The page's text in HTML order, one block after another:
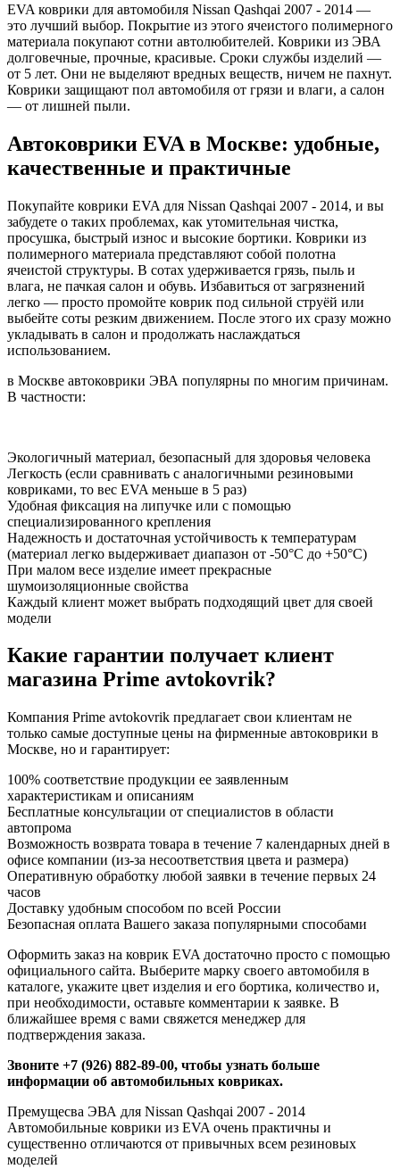
EVA коврики для автомобиля Nissan Qashqai 2007 - 2014 —
это лучший выбор. Покрытие из этого ячеистого полимерного
материала покупают сотни автолюбителей. Коврики из ЭВА
долговечные, прочные, красивые. Сроки службы изделий —
от 5 лет. Они не выделяют вредных веществ, ничем не пахнут.
Коврики защищают пол автомобиля от грязи и влаги, а салон
— от лишней пыли.
Автоковрики EVA в Москве: удобные,
качественные и практичные
Покупайте коврики EVA для Nissan Qashqai 2007 - 2014, и вы
забудете о таких проблемах, как утомительная чистка,
просушка, быстрый износ и высокие бортики. Коврики из
полимерного материала представляют собой полотна
ячеистой структуры. В сотах удерживается грязь, пыль и
влага, не пачкая салон и обувь. Избавиться от загрязнений
легко — просто промойте коврик под сильной струёй или
выбейте соты резким движением. После этого их сразу можно
укладывать в салон и продолжать наслаждаться
использованием.
в Москве автоковрики ЭВА популярны по многим причинам.
В частности:
Экологичный материал, безопасный для здоровья человека
Легкость (если сравнивать с аналогичными резиновыми
ковриками, то вес EVA меньше в 5 раз)
Удобная фиксация на липучке или с помощью
специализированного крепления
Надежность и достаточная устойчивость к температурам
(материал легко выдерживает диапазон от -50°С до +50°С)
При малом весе изделие имеет прекрасные
шумоизоляционные свойства
Каждый клиент может выбрать подходящий цвет для своей
модели
Какие гарантии получает клиент
магазина Prime avtokovrik?
Компания Prime avtokovrik предлагает свои клиентам не
только самые доступные цены на фирменные автоковрики в
Москве, но и гарантирует:
100% соответствие продукции ее заявленным
характеристикам и описаниям
Бесплатные консультации от специалистов в области
автопрома
Возможность возврата товара в течение 7 календарных дней в
офисе компании (из-за несоответствия цвета и размера)
Оперативную обработку любой заявки в течение первых 24
часов
Доставку удобным способом по всей России
Безопасная оплата Вашего заказа популярными способами
Оформить заказ на коврик EVA достаточно просто с помощью
официального сайта. Выберите марку своего автомобиля в
каталоге, укажите цвет изделия и его бортика, количество и,
при необходимости, оставьте комментарии к заявке. В
ближайшее время с вами свяжется менеджер для
подтверждения заказа.
Звоните +7 (926) 882-89-00, чтобы узнать больше
информации об автомобильных ковриках.
Премущесва ЭВА для Nissan Qashqai 2007 - 2014
Автомобильные коврики из EVA очень практичны и
существенно отличаются от привычных всем резиновых
моделей